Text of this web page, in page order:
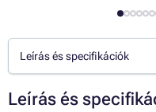
Leírás és specifikációk
Leírás és